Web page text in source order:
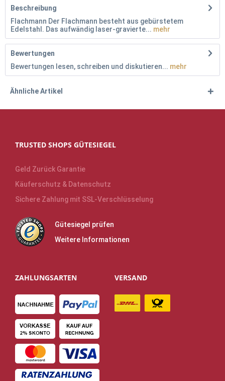
Beschreibung
Flachmann Der Flachmann besteht aus gebürstetem
Edelstahl. Das aufwändig laser-gravierte... mehr
Bewertungen
Bewertungen lesen, schreiben und diskutieren... mehr
Ähnliche Artikel
TRUSTED SHOPS GÜTESIEGEL
Geld Zurück Garantie
Käuferschutz & Datenschutz
Sichere Zahlung mit SSL-Verschlüsselung
Gütesiegel prüfen
Weitere Informationen
ZAHLUNGSARTEN VERSAND